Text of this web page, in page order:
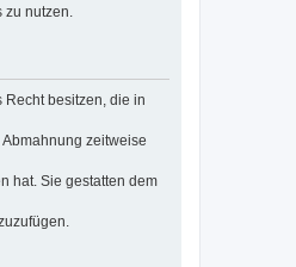
zu nutzen.
besitzen, die in
zeitweise
hat. Sie gestatten dem